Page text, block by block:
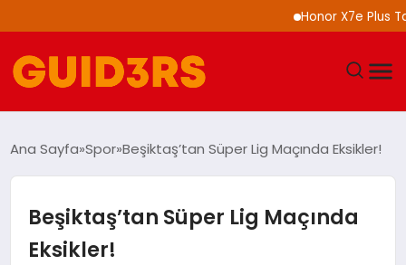
Honor X7e Plus
YAŞAM
TEKNOLOJI
Ana Sayfa Spor Beşiktaş’tan Süper Lig Maçında Eksikler!
Beşiktaş’tan Süper Lig Maçında
Eksikler!